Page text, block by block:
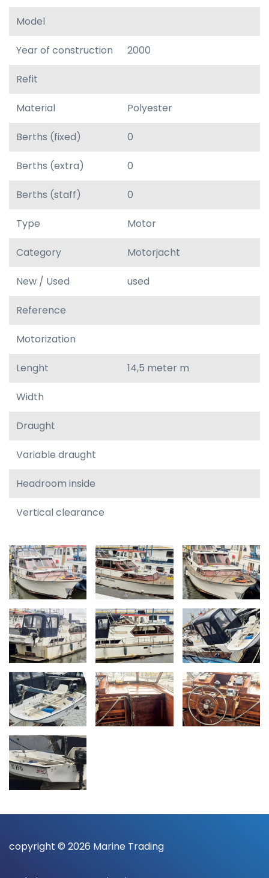
Model
Year of construction 2000
Refit
Material Polyester
Berths (fixed) 0
Berths (extra) 0
Berths (staff) 0
Type Motor
Category Motorjacht
New / Used used
Reference
Motorization
Lenght 14,5 meter m
Width
Draught
Variable draught
Headroom inside
Vertical clearance
copyright © 2026 Marine Trading